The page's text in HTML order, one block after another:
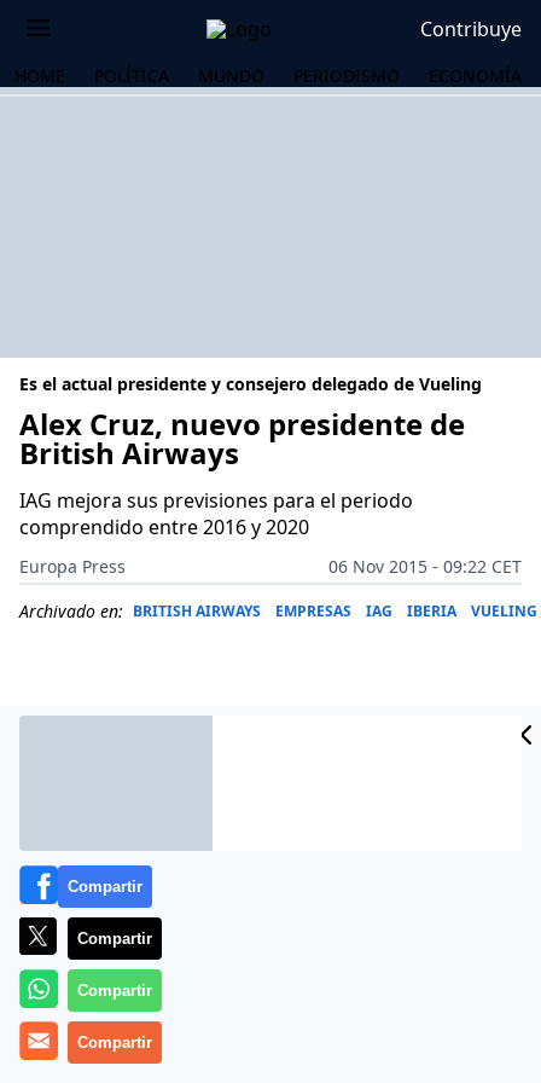
Contribuye
HOME POLÍTICA MUNDO PERIODISMO ECONOMÍA
Es el actual presidente y consejero delegado de Vueling
Alex Cruz, nuevo presidente de
British Airways
IAG mejora sus previsiones para el periodo
comprendido entre 2016 y 2020
Europa Press
06 Nov 2015 - 09:22 CET
Archivado en: BRITISH AIRWAYS EMPRESAS IAG IBERIA VUELING
IAG ha mejorado sus previsiones para el periodo
comprendido entre 2016 y 2020 y ha anunciado el
nombramiento de Alex Cruz, actual presidente y
Compartir
Compartir
Compartir
Compartir